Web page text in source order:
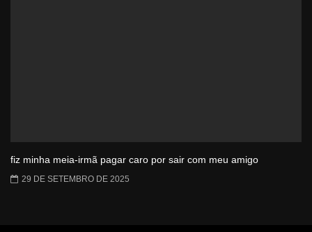
fiz minha meia-irmã pagar caro por sair com meu amigo
29 DE SETEMBRO DE 2025